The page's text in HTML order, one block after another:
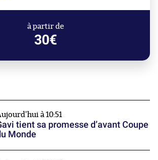
à partir de
30€
à 10:51
tient sa promesse d’avant Coupe
Monde